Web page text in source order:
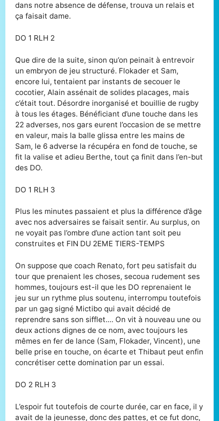
dans notre absence de défense, trouva un relais et
ça faisait dame.
DO 1 RLH 2
Que dire de la suite, sinon qu’on peinait à entrevoir
un embryon de jeu structuré. Flokader et Sam,
encore lui, tentaient par instants de secouer le
cocotier, Alain assénait de solides placages, mais
c’était tout. Désordre inorganisé et bouillie de rugby
à tous les étages. Bénéficiant d’une touche dans les
22 adverses, nos gars eurent l’occasion de se mettre
en valeur, mais la balle glissa entre les mains de
Sam, le 6 adverse la récupéra en fond de touche, se
fit la valise et adieu Berthe, tout ça finit dans l’en-but
des DO.
DO 1 RLH 3
Plus les minutes passaient et plus la différence d’âge
avec nos adversaires se faisait sentir. Au surplus, on
ne voyait pas l’ombre d’une action tant soit peu
construites et FIN DU 2EME TIERS-TEMPS
On suppose que coach Renato, fort peu satisfait du
tour que prenaient les choses, secoua rudement ses
hommes, toujours est-il que les DO reprenaient le
jeu sur un rythme plus soutenu, interrompu toutefois
par un gag signé Mictibo qui avait décidé de
reprendre sans son sifflet.... On vit à nouveau une ou
deux actions dignes de ce nom, avec toujours les
mêmes en fer de lance (Sam, Flokader, Vincent), une
belle prise en touche, on écarte et Thibaut peut enfin
concrétiser cette domination par un essai.
DO 2 RLH 3
L’espoir fut toutefois de courte durée, car en face, il y
avait de la jeunesse, donc des pattes, et ce fut donc,